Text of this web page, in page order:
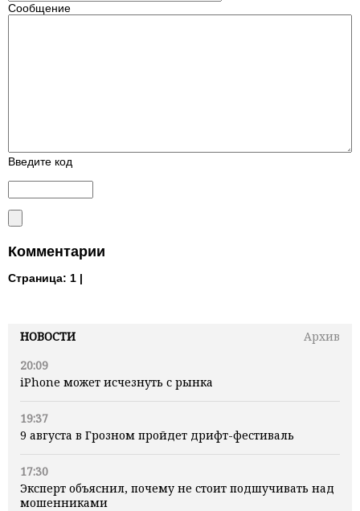
НОВОСТИ
Архив
20:09
iPhone может исчезнуть с рынка
19:37
9 августа в Грозном пройдет дрифт-фестиваль
17:30
Эксперт объяснил, почему не стоит подшучивать над
мошенниками
Сообщение
Введите код
Комментарии
Страница: 1 |